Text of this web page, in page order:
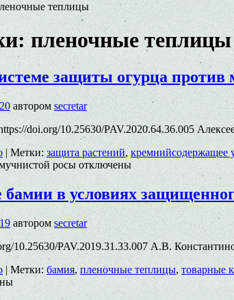
теплицы
пленочные теплицы
защиты огурца против
автором secretar
doi.org/10.25630/PAV.2020.64.36.005
| Метки: защита растений, кремнийсодержащее
росы отключены
бамии в условиях
автором secretar
10.25630/PAV.2019.31.33.007 А.В.
| Метки: бамия,пленочные теплицы, товарные